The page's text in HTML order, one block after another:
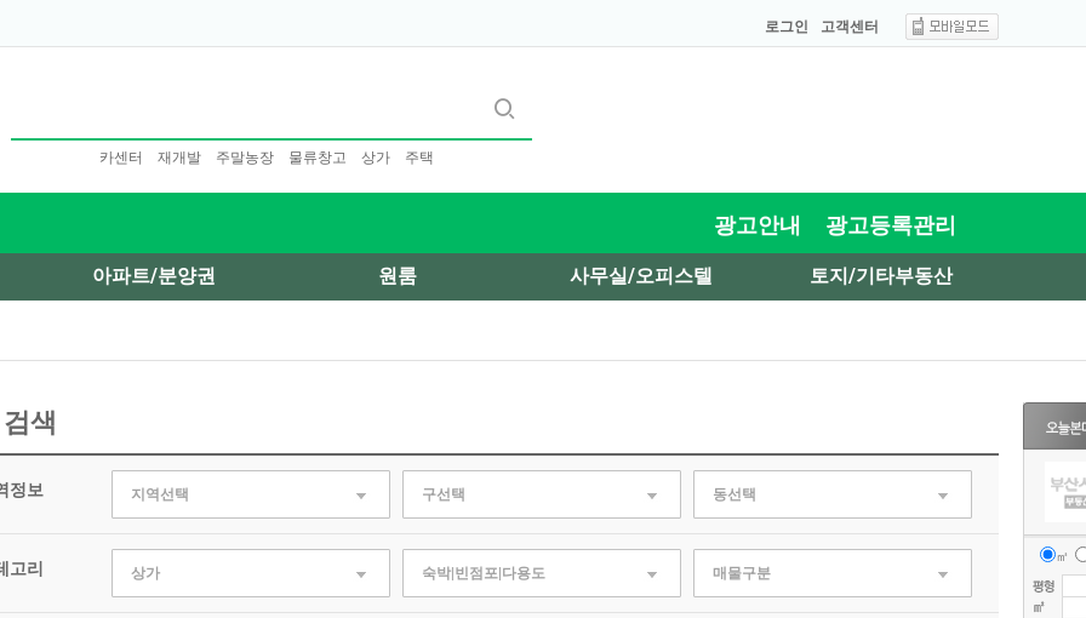
로그인 고객센터
㎡
카센터 재개발 주말농장 물류창고 상가 주택
광고안내 광고등록관리
아파트/분양권 원룸 사무실/오피스텔 토지/기타부동산
색
정보 지역선택 구선택 동선택
고리 상가 숙박|빈점포|다용도 매물구분